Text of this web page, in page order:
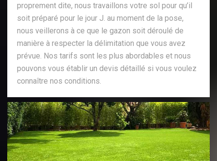
proprement dite, nous travaillons votre sol pour qu’il
soit préparé pour le jour J. au moment de la pose,
nous veillerons à ce que le gazon soit déroulé de
manière à respecter la délimitation que vous avez
prévue. Nos tarifs sont les plus abordables et nous
pouvons vous établir un devis détaillé si vous voulez
connaître nos conditions.